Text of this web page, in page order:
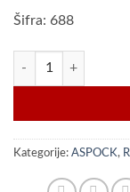
Šifra: 688
ASPOCK Flatpoint II
Kategorije: ASPOCK,